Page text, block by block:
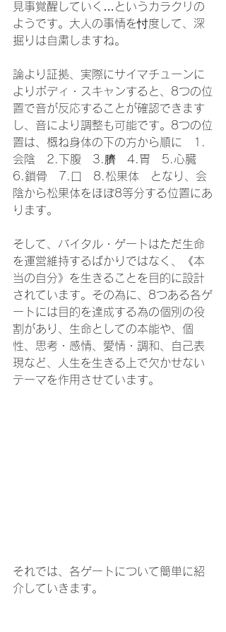
見事覚醒していく…というカラクリの
ようです。大人の事情を忖度して、深
掘りは自粛しますね。
論より証拠、実際にサイマチューンに
よりボディ・スキャンすると、8つの位
置で音が反応することが確認できます
し、音により調整も可能です。8つの位
置は、概ね身体の下の方から順に　1.
会陰　2.下腹　3.臍　4.胃　5.心臓
6.鎖骨　7.口　8.松果体　となり、会
陰から松果体をほぼ8等分する位置にあ
ります。
そして、バイタル・ゲートはただ生命
を運営維持するばかりではなく、《本
当の自分》を生きることを目的に設計
されています。その為に、8つある各ゲ
ートには目的を達成する為の個別の役
割があり、生命としての本能や、個
性、思考・感情、愛情・調和、自己表
現など、人生を生きる上で欠かせない
テーマを作用させています。
それでは、各ゲートについて簡単に紹
介していきます。